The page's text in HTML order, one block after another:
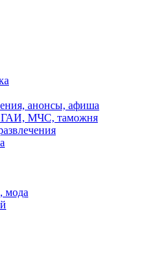
анонсы, афиша
МЧС, таможня
мода